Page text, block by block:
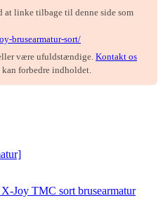
at linke tilbage til denne side som
brusearmatur-sort/
være ufuldstændige. Kontakt os
kan forbedre indholdet.